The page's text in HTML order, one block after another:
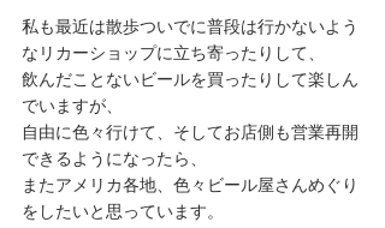
私も最近は散歩ついでに普段は行かないよう
なリカーショップに立ち寄ったりして、
飲んだことないビールを買ったりして楽しん
でいますが、
自由に色々行けて、そしてお店側も営業再開
できるようになったら、
またアメリカ各地、色々ビール屋さんめぐり
をしたいと思っています。